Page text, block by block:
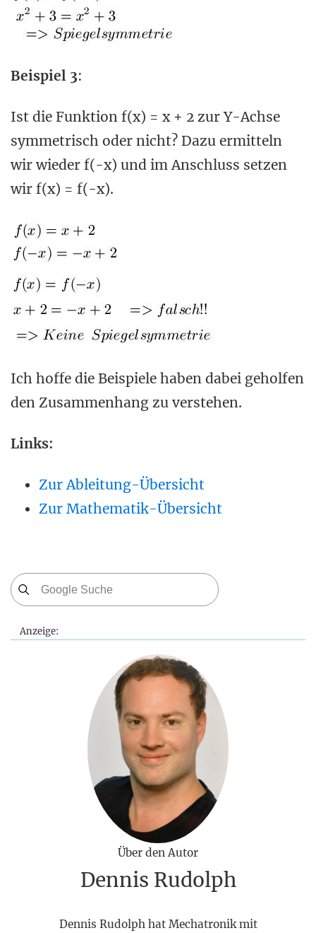
Beispiel 3:
Ist die Funktion f(x) = x + 2 zur Y-Achse
symmetrisch oder nicht? Dazu ermitteln
wir wieder f(-x) und im Anschluss setzen
wir f(x) = f(-x).
Ich hoffe die Beispiele haben dabei geholfen
den Zusammenhang zu verstehen.
Links:
Zur Ableitung-Übersicht
Zur Mathematik-Übersicht
Anzeige:
Über den Autor
Dennis Rudolph
Dennis Rudolph hat Mechatronik mit